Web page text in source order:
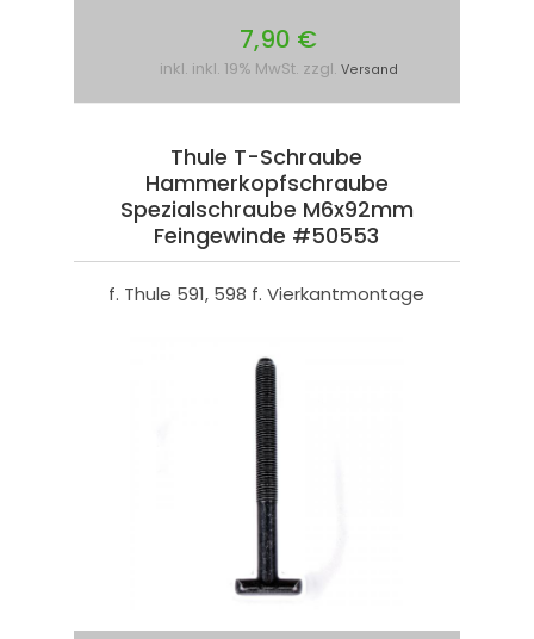
7,90 €
inkl. inkl. 19% MwSt. zzgl. Versand
Thule T-Schraube
Hammerkopfschraube
Spezialschraube M6x92mm
Feingewinde #50553
f. Thule 591, 598 f. Vierkantmontage